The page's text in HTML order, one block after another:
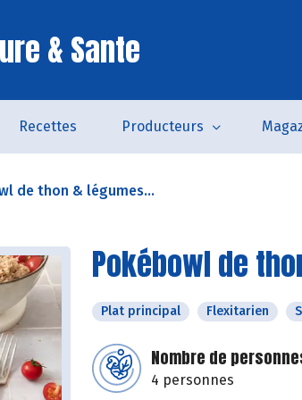
& Sante
Recettes Producteurs
de thon & légumes...
Pokébowl de
Plat principal Flexitarien
Nombre de
4 personnes